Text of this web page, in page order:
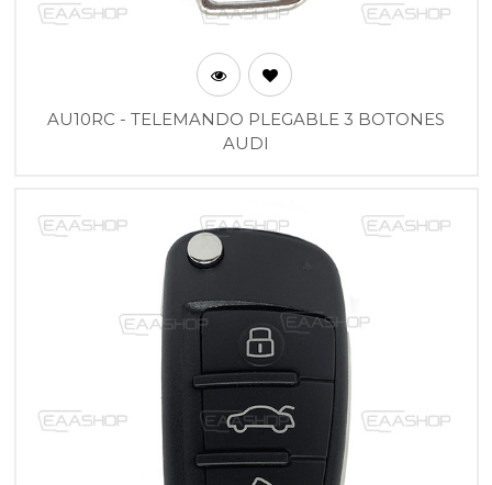
AU10RC - TELEMANDO PLEGABLE 3 BOTONES
AUDI